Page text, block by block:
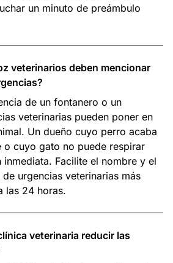
un minuto de preámbulo
veterinarios deben mencionar
de un fontanero o un
veterinarias pueden poner en
Un dueño cuyo perro acaba
o cuyo gato no puede respirar
inmediata. Facilite el nombre y el
urgencias veterinarias más
las 24 horas.
veterinaria reducir las